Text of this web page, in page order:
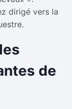
dirigé vers la
de